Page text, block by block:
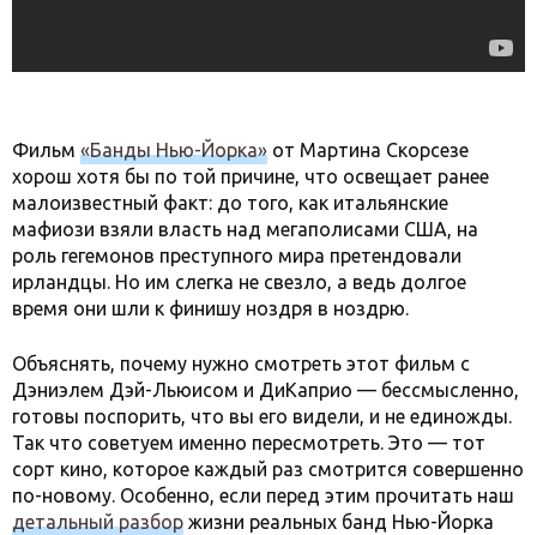
Фильм «Банды Нью-Йорка» от Мартина Скорсезе
хорош хотя бы по той причине, что освещает ранее
малоизвестный факт: до того, как итальянские
мафиози взяли власть над мегаполисами США, на
роль гегемонов преступного мира претендовали
ирландцы. Но им слегка не свезло, а ведь долгое
время они шли к финишу ноздря в ноздрю.
Объяснять, почему нужно смотреть этот фильм с
Дэниэлем Дэй-Льюисом и ДиКаприо — бессмысленно,
готовы поспорить, что вы его видели, и не единожды.
Так что советуем именно пересмотреть. Это — тот
сорт кино, которое каждый раз смотрится совершенно
по-новому. Особенно, если перед этим прочитать наш
детальный разбор жизни реальных банд Нью-Йорка